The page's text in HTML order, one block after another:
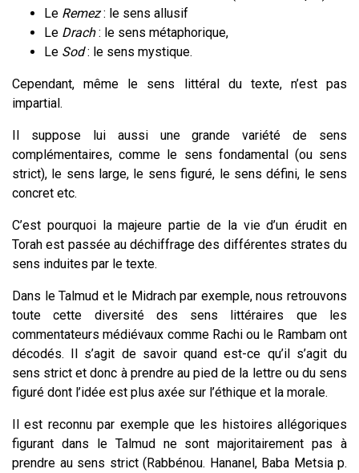
Le Remez: le sens allusif
Le Drach: le sens métaphorique,
Le Sod: le sens mystique.
Cependant, même le sens littéral du texte, n’est pas
impartial.
Il suppose lui aussi une grande variété de sens
complémentaires, comme le sens fondamental (ou sens
strict), le sens large, le sens figuré, le sens défini, le sens
concret etc.
C’est pourquoi la majeure partie de la vie d’un érudit en
Torah est passée au déchiffrage des différentes strates du
sens induites par le texte.
Dans le Talmud et le Midrach par exemple, nous retrouvons
toute cette diversité des sens littéraires que les
commentateurs médiévaux comme Rachi ou le Rambam ont
décodés. Il s’agit de savoir quand est-ce qu’il s’agit du
sens strict et donc à prendre au pied de la lettre ou du sens
figuré dont l’idée est plus axée sur l’éthique et la morale.
Il est reconnu par exemple que les histoires allégoriques
figurant dans le Talmud ne sont majoritairement pas à
prendre au sens strict (Rabbénou. Hananel, Baba Metsia p.